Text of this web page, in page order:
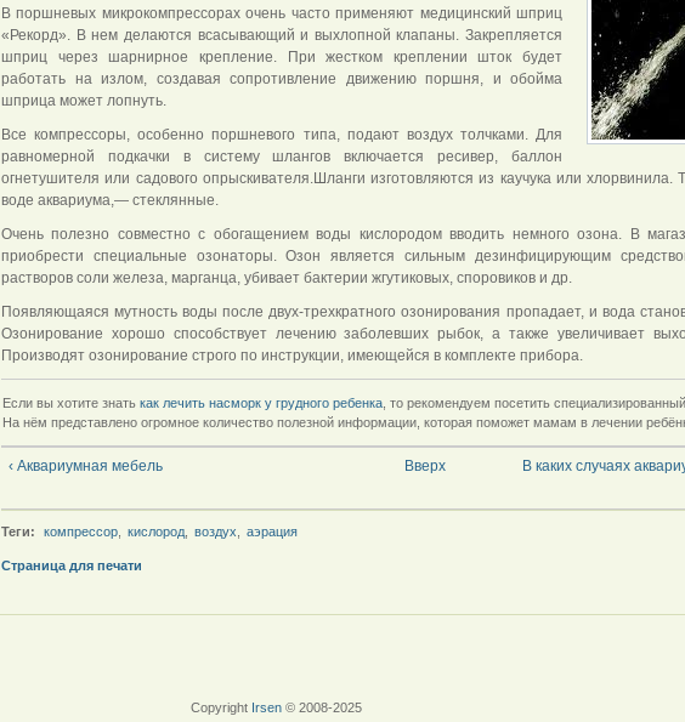
В поршневых микрокомпрессорах очень часто применяют медицинский шприц
«Рекорд». В нем делаются всасывающий и выхлопной клапаны. Закрепляется
шприц через шарнирное крепление. При жестком креплении шток будет
работать на излом, создавая сопротивление движению поршня, и обойма
шприца может лопнуть.
Все компрессоры, особенно поршневого типа, подают воздух толчками. Для
равномерной подкачки в систему шлангов включается ресивер, баллон
огнетушителя или садового опрыскивателя.Шланги изготовляются из каучука или хлорвинила.
воде аквариума,— стеклянные.
Очень полезно совместно с обогащением воды кислородом вводить немного озона. В
приобрести специальные озонаторы. Озон является сильным дезинфицирующим
растворов соли железа, марганца, убивает бактерии жгутиковых, споровиков и др.
Появляющаяся мутность воды после двух-трехкратного озонирования пропадает, и вода
Озонирование хорошо способствует лечению заболевших рыбок, а также увеличивает
Производят озонирование строго по инструкции, имеющейся в комплекте прибора.
Если вы хотите знатькак лечить насморк у грудного ребенка , то рекомендуем посетить
На нём представлено огромное количество полезной информации, которая поможет мамам в лечении
‹ Аквариумная мебель Вверх
В каких случаях
Теги: компрессор кислород воздух аэрация
Страница для печати
Copyright Irsen© 2008-2025